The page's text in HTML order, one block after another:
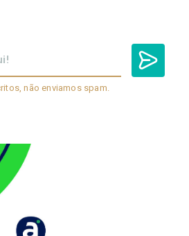
não enviamos spam.